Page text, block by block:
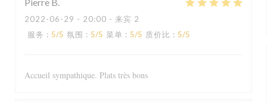
2022-06-29 - 20:00 - 来宾 2
服务 : 5/5 氛围 : 5/5 菜单 : 5/5 质价比 : 5/5
Accueil sympathique. Plats très bons